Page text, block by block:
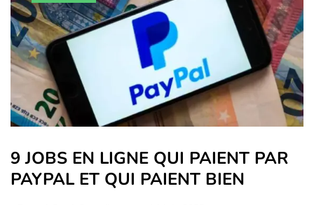
9 JOBS EN LIGNE QUI PAIENT PAR
PAYPAL ET QUI PAIENT BIEN